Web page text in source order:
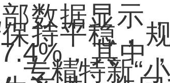
数据显示
持平稳，
，其中
专精特新“